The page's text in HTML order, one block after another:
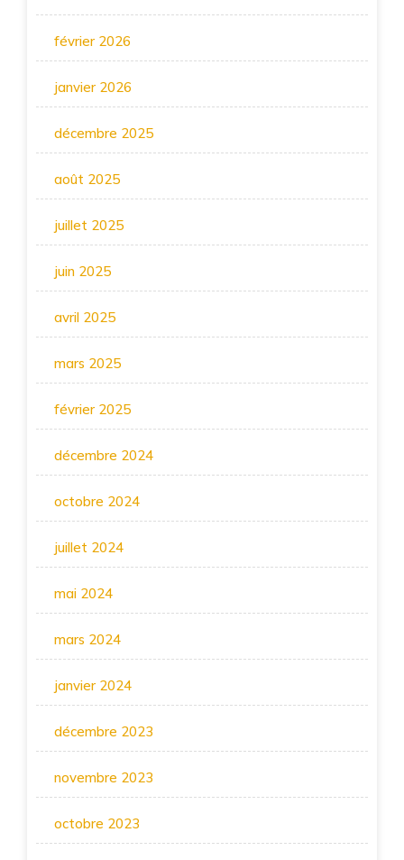
février 2026
janvier 2026
décembre 2025
août 2025
juillet 2025
juin 2025
avril 2025
mars 2025
février 2025
décembre 2024
octobre 2024
juillet 2024
mai 2024
mars 2024
janvier 2024
décembre 2023
novembre 2023
octobre 2023